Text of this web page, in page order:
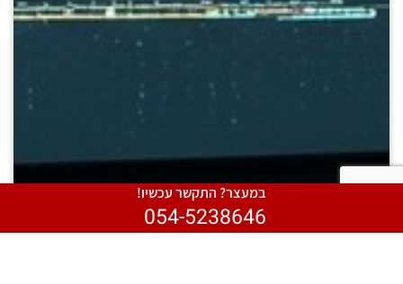
במעצר? התקשר עכשיו!
054-5238646